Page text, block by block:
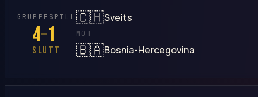
GRUPPESPILL
4–1
SLUTT
🇨🇭Sveits
MOT
🇧🇦Bosnia-Hercegovina